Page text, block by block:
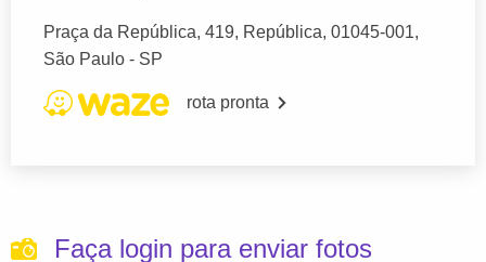
Praça da República, 419, República, 01045-001,
São Paulo - SP
rota pronta
Faça login para enviar fotos